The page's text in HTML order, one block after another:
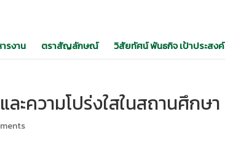
รงาน ตราสัญลักษณ์ วิสัยทัศน์ พันธกิจ เป้าประสงค์
ะความโปร่งใสในสถานศึกษา